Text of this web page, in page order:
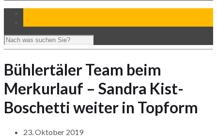
Bühlertäler Team beim
Merkurlauf – Sandra Kist-
Boschetti weiter in Topform
23. Oktober 2019